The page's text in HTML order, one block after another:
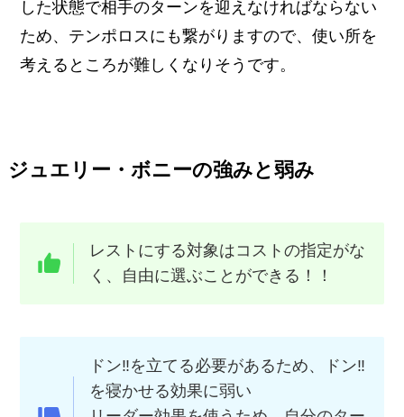
した状態で相手のターンを迎えなければならない
ため、テンポロスにも繋がりますので、使い所を
考えるところが難しくなりそうです。
ジュエリー・ボニーの強みと弱み
レストにする対象はコストの指定がな
く、自由に選ぶことができる！！
ドン‼︎を立てる必要があるため、ドン‼︎
を寝かせる効果に弱い